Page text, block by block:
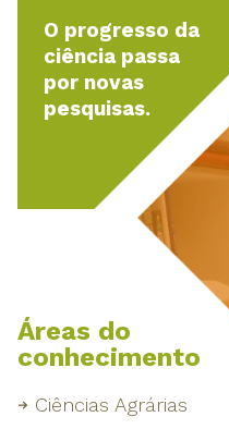
O progresso da
ciência passa
por novas
pesquisas.
Áreas do
conhecimento
Ciências Agrárias